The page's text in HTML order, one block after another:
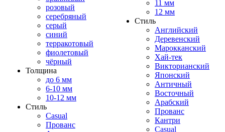
розовый
серебряный
серый
синий
терракотовый
фиолетовый
чёрный
Толщина
до 6 мм
6-10 мм
10-12 мм
Стиль
Casual
Прованс
11 мм
12 мм
Стиль
Английский
Деревенский
Марокканский
Хай-тек
Викторианский
Японский
Античный
Восточный
Арабский
Прованс
Кантри
Casual